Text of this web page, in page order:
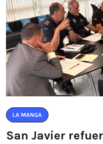
LA MANGA
San Javier